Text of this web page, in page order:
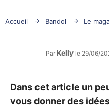
Accueil Bandol Le
Par Kelly le 29/06/
Dans cet article un
vous donner des